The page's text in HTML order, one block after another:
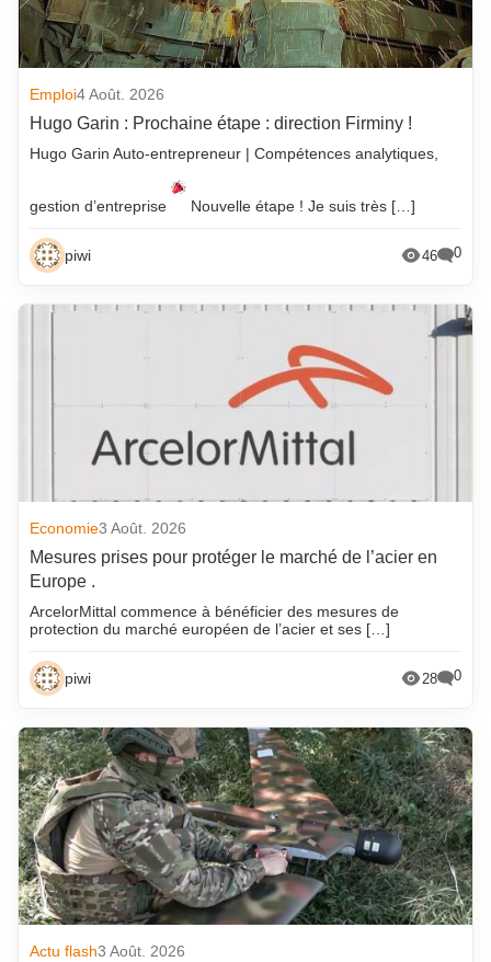
Emploi4 Août. 2026
Hugo Garin : Prochaine étape : direction Firminy !
Hugo Garin Auto-entrepreneur | Compétences analytiques,
gestion d’entreprise Nouvelle étape ! Je suis très […]
piwi 46 0
Economie3 Août. 2026
Mesures prises pour protéger le marché de l’acier en
Europe .
ArcelorMittal commence à bénéficier des mesures de
protection du marché européen de l’acier et ses […]
piwi 28 0
Actu flash3 Août. 2026